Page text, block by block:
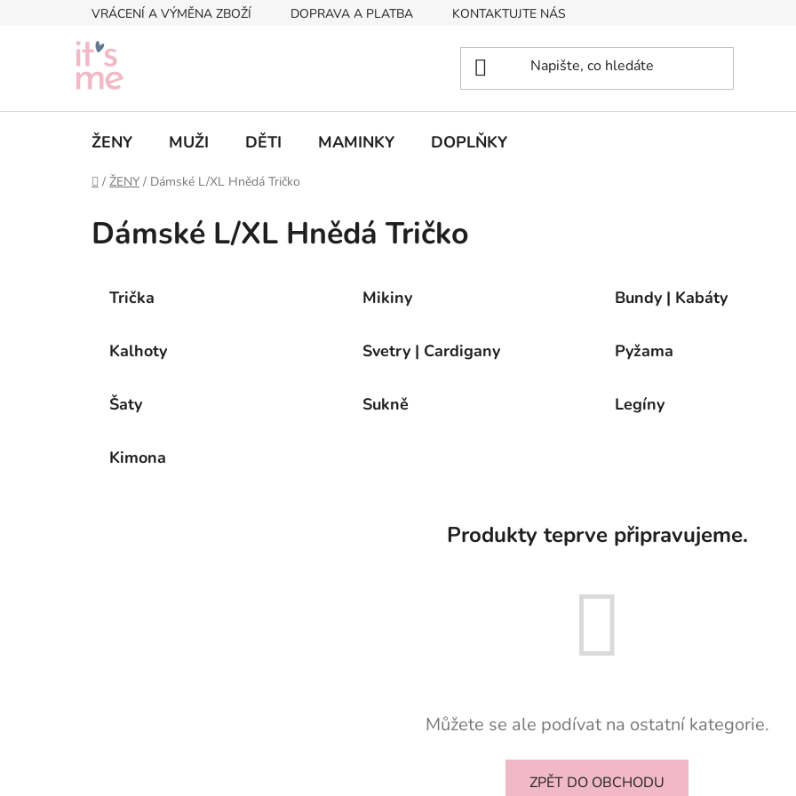
VRÁCENÍ A VÝMĚNA ZBOŽÍ DOPRAVA A PLATBA KONTAKTUJTE NÁS
ŽENY MUŽI DĚTI MAMINKY DOPLŇKY
Domů
/ ŽENY / Dámské L/XL Hnědá Tričko
Dámské L/XL Hnědá Tričko
Trička Mikiny Bundy | Kabáty
Kalhoty Svetry | Cardigany Pyžama
Šaty Sukně Legíny
Kimona
Produkty teprve připravujeme.
Můžete se ale podívat na ostatní kategorie.
ZPĚT DO OBCHODU